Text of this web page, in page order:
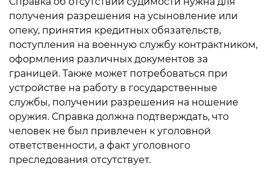
получения разрешения на усыновление или
опеку, принятия кредитных обязательств,
поступления на военную службу контрактником,
оформления различных документов за
границей. Также может потребоваться при
устройстве на работу в государственные
службы, получении разрешения на ношение
оружия. Справка должна подтверждать, что
человек не был привлечен к уголовной
ответственности, а факт уголовного
преследования отсутствует.